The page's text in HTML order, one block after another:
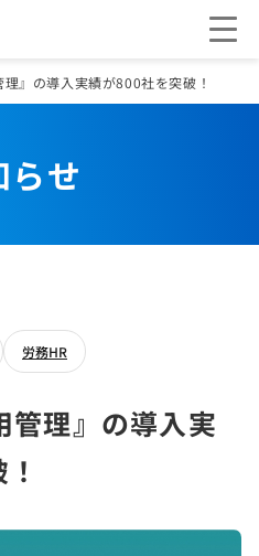
理』の導入実績が800社を突破！
らせ
労務HR
管理』の導入実